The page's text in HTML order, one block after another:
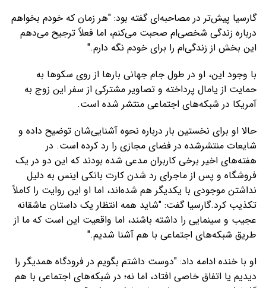
گارسیا پیش‌تر در مصاحبه‌ای گفته بود: "هر زمان که خودم بخواهم
درباره زندگی شخصی‌ام صحبت می‌کنم، اما فعلاً ترجیح می‌دهم
این بخش از زندگی‌ام را برای خودم نگه دارم."
با وجود این، او در طول جام جهانی بارها از روی سکوها به
حمایت از یامال پرداخته و تصاویر مشترکی از سفر این زوج به
آمریکا در شبکه‌های اجتماعی منتشر شده است.
حالا او برای نخستین بار درباره نحوه آشنایی‌شان توضیح داده و
شایعات منتشرشده در فضای مجازی را رد کرده است. در
هفته‌های اخیر برخی کاربران مدعی شده بودند که این دو در یک
فروشگاه و پس از ماجرای رد شدن کارت بانکی اینس به دلیل
نداشتن موجودی با یکدیگر هم شده‌اند، اما او این روایت را کاملاً
تکذیب کرد.گارسیا گفت: "شاید همه انتظار یک داستان عاشقانه
عجیب و سینمایی را داشته باشند، اما واقعیت این است که ما از
طریق شبکه‌های اجتماعی با هم آشنا شدیم."
او با خنده ادامه داد: "دوست داشتم بگویم در فرودگاه همدیگر را
دیدیم یا اتفاق خاصی افتاد، اما نه؛ در شبکه‌های اجتماعی با هم